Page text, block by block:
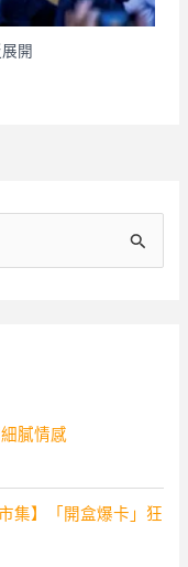
開
膩情感
集】「開盒爆卡」狂